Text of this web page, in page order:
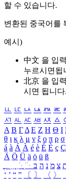
할 수 있습니다.
변환된 중국어를
예시)
中文 을 입
누르시면됩
北京 을 입
시면 됩니다.
ㅥ ㅦ ㅧ ㅨ ㅩ ㅪ
ㅺ ㅻ ㅼ ㅽ ㅾ ㅿ
Α Β ΓΔ Ε Ζ Η Θ Ι
θ ι κ λ μ ν ξ ο π ρ σ
á à Á À é è É È ç Ç
Ä Ö Ü ä ö ü ß
ִֶֹ ֻּ ׁׂ צ מ נ ה ב
‘ ’ “ ” 〔 〕 〈 〉